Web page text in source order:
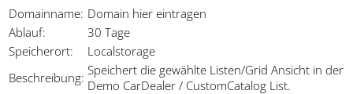
Domainname: Domain hier eintragen
Ablauf:
30 Tage
Speicherort:
Localstorage
Beschreibung: Speichert die gewählte Listen/Grid Ansicht in der
Demo CarDealer / CustomCatalog List.